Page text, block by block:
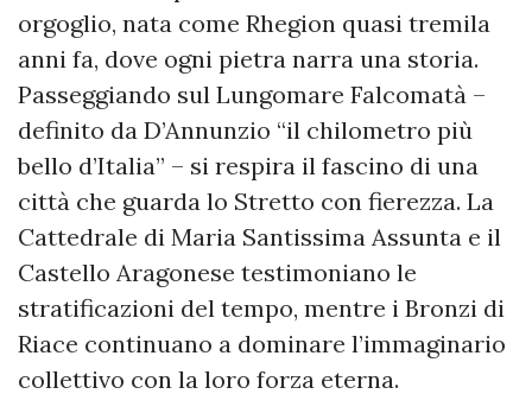
orgoglio, nata come Rhegion quasi tremila
anni fa, dove ogni pietra narra una storia.
Passeggiando sul Lungomare Falcomatà –
definito da D’Annunzio “il chilometro più
bello d’Italia” – si respira il fascino di una
città che guarda lo Stretto con fierezza. La
Cattedrale di Maria Santissima Assunta e il
Castello Aragonese testimoniano le
stratificazioni del tempo, mentre i Bronzi di
Riace continuano a dominare l’immaginario
collettivo con la loro forza eterna.